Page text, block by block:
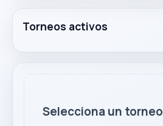
Torneos activos
Selecciona un torneo